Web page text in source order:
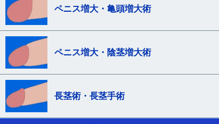
ペニス増大・亀頭増大術
ペニス増大・陰茎増大術
長茎術・長茎手術